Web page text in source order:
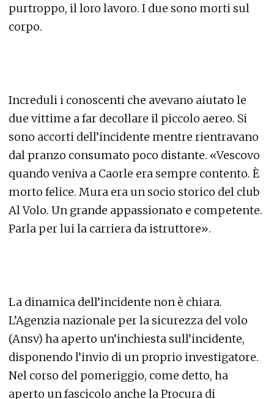
purtroppo, il loro lavoro. I due sono morti sul
corpo.
Increduli i conoscenti che avevano aiutato le
due vittime a far decollare il piccolo aereo. Si
sono accorti dell’incidente mentre rientravano
dal pranzo consumato poco distante. «Vescovo
quando veniva a Caorle era sempre contento. È
morto felice. Mura era un socio storico del club
Al Volo. Un grande appassionato e competente.
Parla per lui la carriera da istruttore».
La dinamica dell’incidente non è chiara.
L’Agenzia nazionale per la sicurezza del volo
(Ansv) ha aperto un’inchiesta sull’incidente,
disponendo l’invio di un proprio investigatore.
Nel corso del pomeriggio, come detto, ha
aperto un fascicolo anche la Procura di